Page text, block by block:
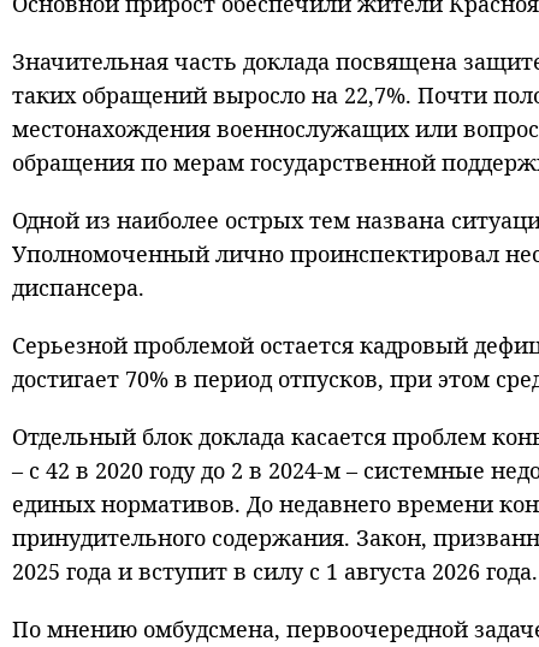
Значительная часть доклада посвящена
таких обращений выросло на 22,7%. Почти
местонахождения военнослужащих или
обращения по мерам государственной
Одной из наиболее острых тем названа
Уполномоченный лично проинспектировал
диспансера.
Серьезной проблемой остается кадровый
достигает 70% в период отпусков, при этом
Отдельный блок доклада касается проблем
– с 42 в 2020 году до 2 в 2024-м – системные
единых нормативов. До недавнего времени
принудительного содержания. Закон,
2025 года и вступит в силу с 1 августа 2026 года.
По мнению омбудсмена, первоочередной